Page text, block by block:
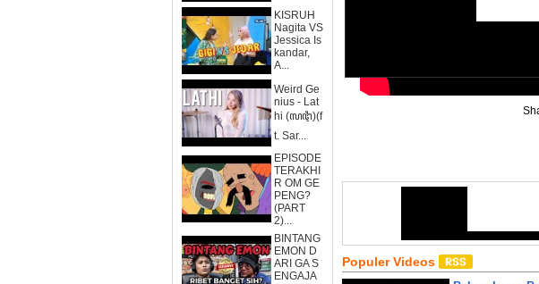
KISRUH
Nagita VS
Jessica Is
kandar,
A...
Weird Ge
nius - Lat
hi (ꦭꦛꦶ)(f
t. Sar...
EPISODE
TERAKHI
R OM GE
PENG?
(PART
2)...
BINTANG
EMON D
ARI GA S
ENGAJA
Populer Videos